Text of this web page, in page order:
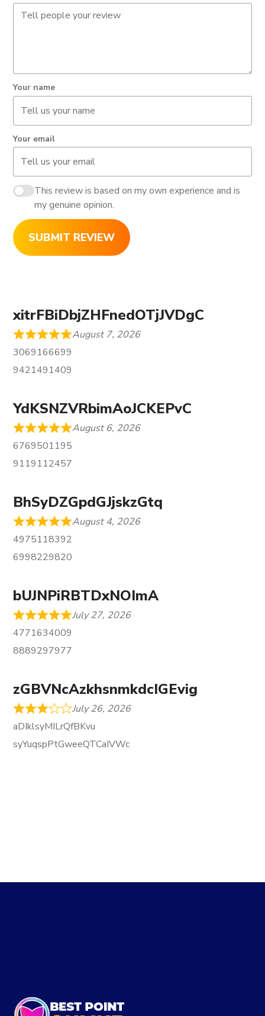
Your name
Your email
This review is based on my own experience and is
my genuine opinion.
SUBMIT REVIEW
xitrFBiDbjZHFnedOTjJVDgC
August 7, 2026
3069166699
9421491409
YdKSNZVRbimAoJCKEPvC
August 6, 2026
6769501195
9119112457
BhSyDZGpdGJjskzGtq
August 4, 2026
4975118392
6998229820
bUJNPiRBTDxNOImA
July 27, 2026
4771634009
8889297977
zGBVNcAzkhsnmkdcIGEvig
July 26, 2026
aDIklsyMILrQfBKvu
syYuqspPtGweeQTCaIVWc